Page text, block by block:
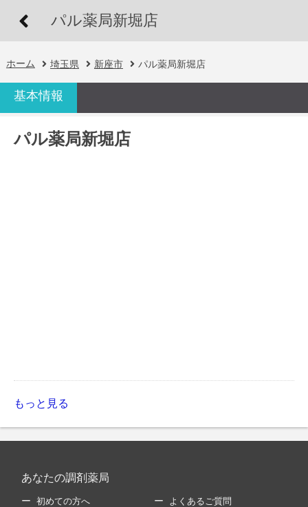
パル薬局新堀店
ホーム 埼玉県 新座市 パル薬局新堀店
基本情報
パル薬局新堀店
もっと見る
あなたの調剤薬局
初めての方へ よくあるご質問